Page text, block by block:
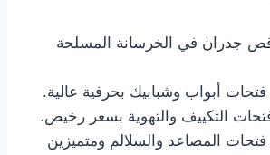
جدران في الخرسانة المسلحة
أبواب وشبابيك بحرفية عالية.
التكييف والتهوية بسعر رخيص.
المصاعد والسلالم ومتميزين